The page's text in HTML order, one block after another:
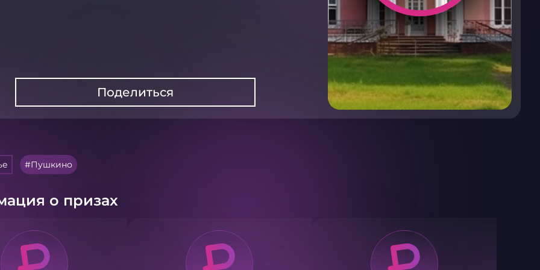
Поделиться
Пушкино
о призах